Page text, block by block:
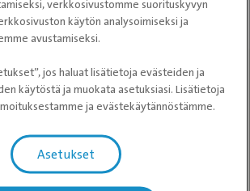
lähelläsi
HAE
verkkosivustomme suorituskyvyn
käytön analysoimiseksi ja
avustamiseksi.
jos haluat lisätietoja evästeiden ja
käytöstä ja muokata asetuksiasi. Lisätietoja
ja evästekäytännöstämme.
Asetukset